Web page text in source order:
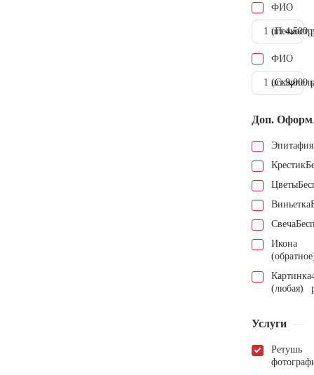
ФИО
1 шт.4.500
ФИО
1 шт.9.000
Доп.
Эпитафия
Крестик
Цветы
Виньетка
Свеча
Икона
Картинка
(любая)
Услуги
Ретушь